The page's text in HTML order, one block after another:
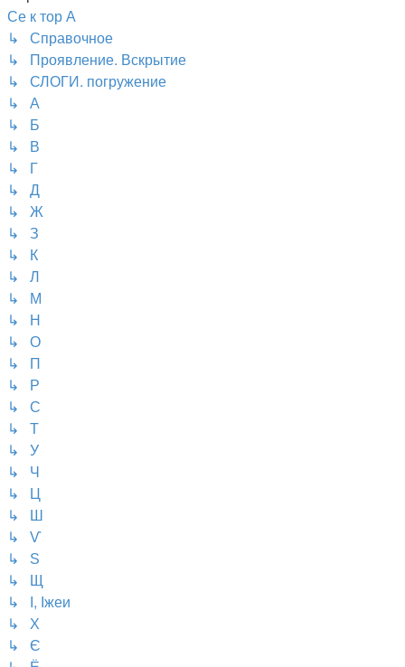
Се к тор А
↳ Справочное
↳ Проявление. Вскрытие
↳ СЛОГИ. погружение
↳ А
↳ Б
↳ В
↳ Г
↳ Д
↳ Ж
↳ З
↳ К
↳ Л
↳ М
↳ Н
↳ О
↳ П
↳ Р
↳ С
↳ Т
↳ У
↳ Ч
↳ Ц
↳ Ш
↳ Ѵ
↳ Ѕ
↳ Щ
↳ І, Іжеи
↳ Х
↳ Є